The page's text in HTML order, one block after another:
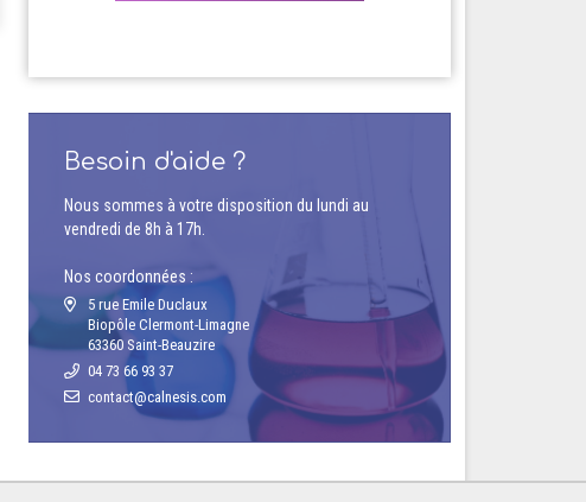
Besoin d'aide ?
Nous sommes à votre disposition du lundi au
vendredi de 8h à 17h.
Nos coordonnées :
5 rue Emile Duclaux
Biopôle Clermont-Limagne
63360 Saint-Beauzire
04 73 66 93 37